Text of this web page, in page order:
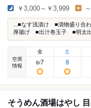
￥3,000～￥3,999
...■なす浅漬け ■漬物盛
厚揚げ ■出汁巻玉子 ■明太
空席
情報
金
8/7
土
8
そうめん酒場はやし